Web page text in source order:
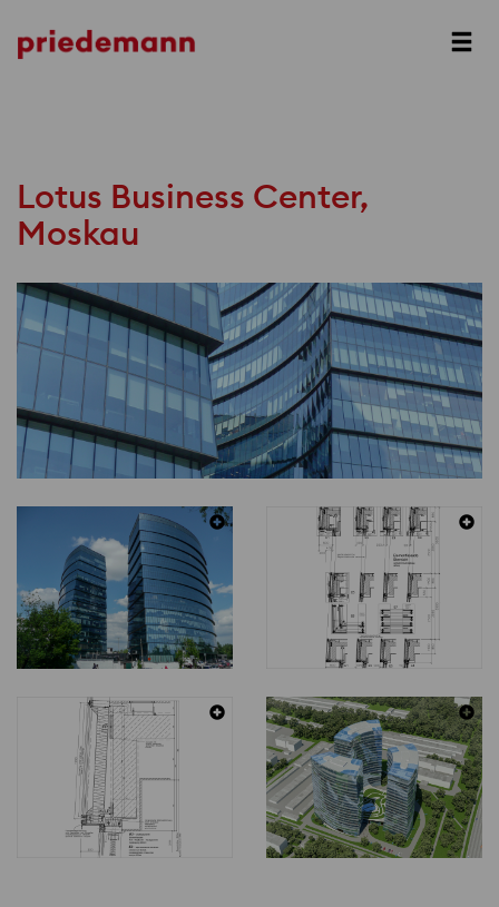
Prev
Lotus Business Center,
Moskau